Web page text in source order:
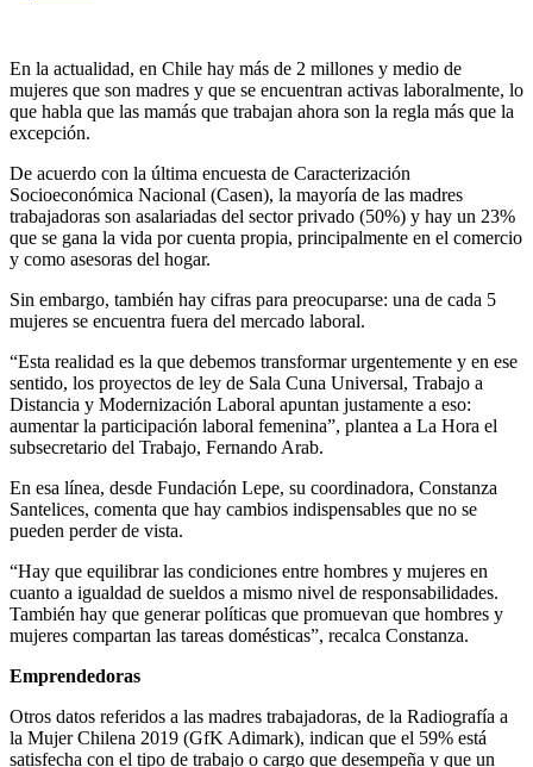
En la actualidad, en Chile hay más de 2 millones y medio de
mujeres que son madres y que se encuentran activas laboralmente, lo
que habla que las mamás que trabajan ahora son la regla más que la
excepción.
De acuerdo con la última encuesta de Caracterización
Socioeconómica Nacional (Casen), la mayoría de las madres
trabajadoras son asalariadas del sector privado (50%) y hay un 23%
que se gana la vida por cuenta propia, principalmente en el comercio
y como asesoras del hogar.
Sin embargo, también hay cifras para preocuparse: una de cada 5
mujeres se encuentra fuera del mercado laboral.
“Esta realidad es la que debemos transformar urgentemente y en ese
sentido, los proyectos de ley de Sala Cuna Universal, Trabajo a
Distancia y Modernización Laboral apuntan justamente a eso:
aumentar la participación laboral femenina”, plantea a La Hora el
subsecretario del Trabajo, Fernando Arab.
En esa línea, desde Fundación Lepe, su coordinadora, Constanza
Santelices, comenta que hay cambios indispensables que no se
pueden perder de vista.
“Hay que equilibrar las condiciones entre hombres y mujeres en
cuanto a igualdad de sueldos a mismo nivel de responsabilidades.
También hay que generar políticas que promuevan que hombres y
mujeres compartan las tareas domésticas”, recalca Constanza.
Emprendedoras
Otros datos referidos a las madres trabajadoras, de la Radiografía a
la Mujer Chilena 2019 (GfK Adimark), indican que el 59% está
satisfecha con el tipo de trabajo o cargo que desempeña y que un